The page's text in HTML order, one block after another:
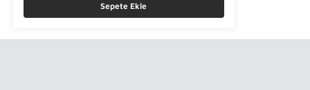
Sepete Ekle